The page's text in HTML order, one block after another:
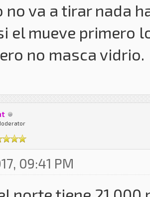
no va a tirar nada
el mueve primero
no masca vidrio.
09:41 PM